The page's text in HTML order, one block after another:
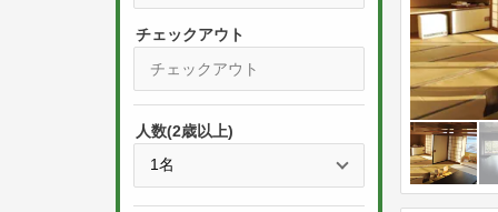
r
s
s
P
r
s
人数(2歳以上)